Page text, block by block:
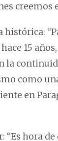
creemos
15
la
como
en
hora